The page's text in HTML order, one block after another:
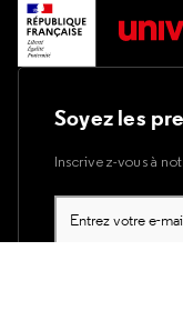
Soyez les
Inscrivez-vous à